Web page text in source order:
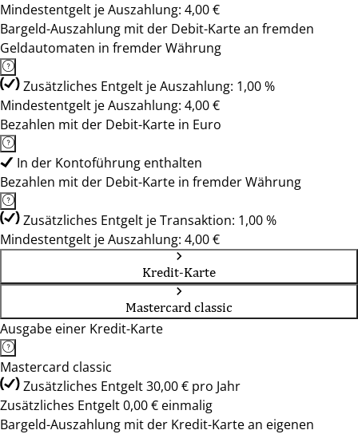
Mindestentgelt je Auszahlung: 4,00 €
Bargeld-Auszahlung mit der Debit-Karte an fremden
Geldautomaten in fremder Währung
Zusätzliches Entgelt je Auszahlung: 1,00 %
Mindestentgelt je Auszahlung: 4,00 €
Bezahlen mit der Debit-Karte in Euro
In der Kontoführung enthalten
Bezahlen mit der Debit-Karte in fremder Währung
Zusätzliches Entgelt je Transaktion: 1,00 %
Mindestentgelt je Auszahlung: 4,00 €
Kredit-Karte
Mastercard classic
Ausgabe einer Kredit-Karte
Mastercard classic
Zusätzliches Entgelt 30,00 € pro Jahr
Zusätzliches Entgelt 0,00 € einmalig
Bargeld-Auszahlung mit der Kredit-Karte an eigenen